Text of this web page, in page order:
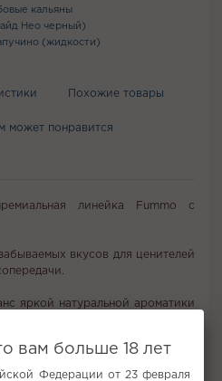
кальяны
Нео черный)
(жидкости)
Похожие товары
может понравится
линейка Fummo с
вкусов для ценителей
яркой натуральной ароматики
вам больше 18 лет
Федерации от 23 февраля